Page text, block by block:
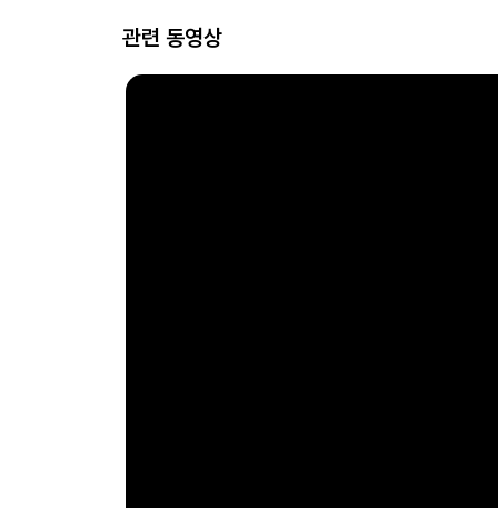
관련 동영상